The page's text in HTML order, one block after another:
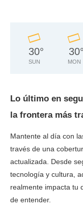
30°
SUN
30°
MON
Lo último en
la frontera más
Mantente al día con
través de una
actualizada. Desde
tecnología y cultura,
realmente impacta tu
de entender.